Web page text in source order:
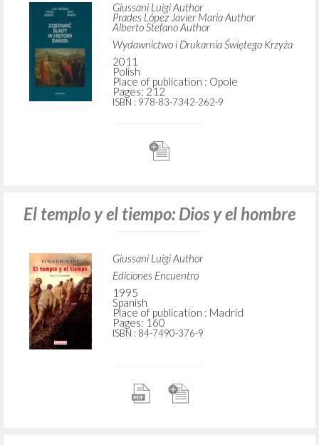
Giussani Luigi Author
Prades López Javier Maria Author
Alberto Stefano Author
Wydawnictwo i Drukarnia Świętego Krzyża
2011
Polish
Place of publication : Opole
Pages: 212
ISBN : 978-83-7342-262-9
El templo y el tiempo: Dios y el hombre
Giussani Luigi Author
Ediciones Encuentro
1995
Spanish
Place of publication : Madrid
Pages: 160
ISBN : 84-7490-376-9